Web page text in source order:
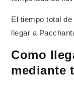
El tiempo total
llegar a
Como
mediante